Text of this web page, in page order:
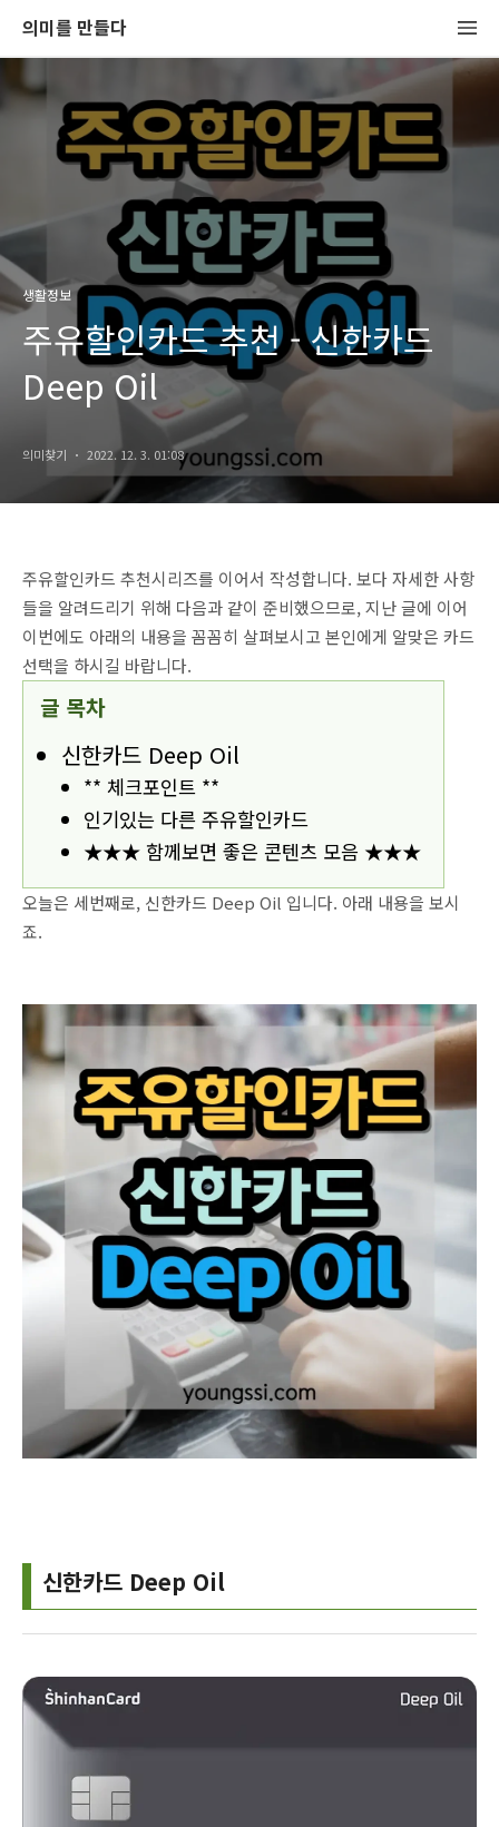
의미를 만들다
생활정보
주유할인카드 추천 - 신한카드
Deep Oil
의미찾기 2022. 12. 3. 01:08
주유할인카드 추천시리즈를 이어서 작성합니다. 보다 자세한 사항
들을 알려드리기 위해 다음과 같이 준비했으므로, 지난 글에 이어
이번에도 아래의 내용을 꼼꼼히 살펴보시고 본인에게 알맞은 카드
선택을 하시길 바랍니다.
글 목차
신한카드 Deep Oil
** 체크포인트 **
인기있는 다른 주유할인카드
★★★ 함께보면 좋은 콘텐츠 모음 ★★★
오늘은 세번째로, 신한카드 Deep Oil 입니다. 아래 내용을 보시
죠.
신한카드 Deep Oil